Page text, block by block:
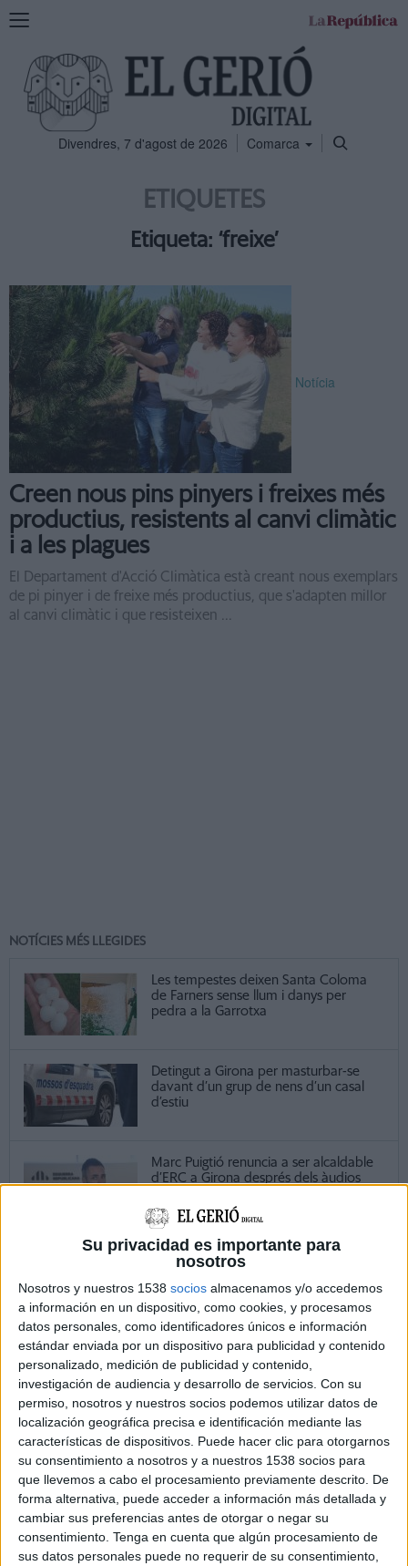
Su privacidad es importante para
nosotros
Nosotros y nuestros 1538 socios almacenamos y/o accedemos
a información en un dispositivo, como cookies, y procesamos
datos personales, como identificadores únicos e información
estándar enviada por un dispositivo para publicidad y contenido
personalizado, medición de publicidad y contenido,
investigación de audiencia y desarrollo de servicios. Con su
permiso, nosotros y nuestros socios podemos utilizar datos de
localización geográfica precisa e identificación mediante las
características de dispositivos. Puede hacer clic para otorgarnos
su consentimiento a nosotros y a nuestros 1538 socios para
que llevemos a cabo el procesamiento previamente descrito. De
forma alternativa, puede acceder a información más detallada y
cambiar sus preferencias antes de otorgar o negar su
consentimiento. Tenga en cuenta que algún procesamiento de
sus datos personales puede no requerir de su consentimiento,
Mostra
navegació
Divendres, 7 d'agost de 2026 Comarca
ETIQUETES
Etiqueta: ‘freixe’
Notícia
Creen nous pins pinyers i freixes més
productius, resistents al canvi climàtic
i a les plagues
El Departament d'Acció Climàtica està creant nous exemplars
de pi pinyer i de freixe més productius, que s'adapten millor
al canvi climàtic i que resisteixen ...
NOTÍCIES MÉS LLEGIDES
Les tempestes deixen Santa Coloma
de Farners sense llum i danys per
pedra a la Garrotxa
Detingut a Girona per masturbar-se
davant d’un grup de nens d’un casal
d’estiu
Marc Puigtió renuncia a ser alcaldable
d’ERC a Girona després dels àudios
Detingut un jove per l'agressió sexual a
una casa de colònies el passat juny a
Palamós
DARRERES NOTÍCIES
Montserrat Torrent celebra els 100 anys
portant per primera vegada l’orgue al
Festival de Peralada
Les tempestes deixen Santa Coloma
de Farners sense llum i danys per
pedra a la Garrotxa